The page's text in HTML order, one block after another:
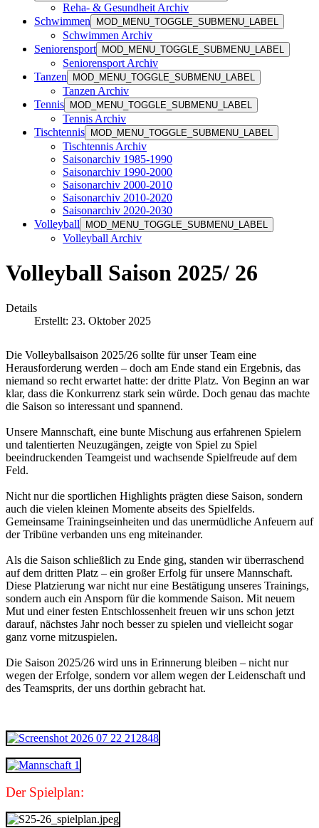
Reha- & Gesundheit Archiv
Schwimmen
MOD_MENU_TOGGLE_SUBMENU_LABEL
Schwimmen Archiv
Seniorensport
MOD_MENU_TOGGLE_SUBMENU_LABEL
Seniorensport Archiv
Tanzen
MOD_MENU_TOGGLE_SUBMENU_LABEL
Tanzen Archiv
Tennis
MOD_MENU_TOGGLE_SUBMENU_LABEL
Tennis Archiv
Tischtennis
MOD_MENU_TOGGLE_SUBMENU_LABEL
Tischtennis Archiv
Saisonarchiv 1985-1990
Saisonarchiv 1990-2000
Saisonarchiv 2000-2010
Saisonarchiv 2010-2020
Saisonarchiv 2020-2030
Volleyball
MOD_MENU_TOGGLE_SUBMENU_LABEL
Volleyball Archiv
Volleyball Saison 2025/ 26
Details
Erstellt: 23. Oktober 2025
Die Volleyballsaison 2025/26 sollte für unser Team eine
Herausforderung werden – doch am Ende stand ein Ergebnis, das
niemand so recht erwartet hatte: der dritte Platz. Von Beginn an war
klar, dass die Konkurrenz stark sein würde. Doch genau das machte
die Saison so interessant und spannend.
Unsere Mannschaft, eine bunte Mischung aus erfahrenen Spielern
und talentierten Neuzugängen, zeigte von Spiel zu Spiel
beeindruckenden Teamgeist und wachsende Spielfreude auf dem
Feld.
Nicht nur die sportlichen Highlights prägten diese Saison, sondern
auch die vielen kleinen Momente abseits des Spielfelds.
Gemeinsame Trainingseinheiten und das unermüdliche Anfeuern auf
der Tribüne verbanden uns eng miteinander.
Als die Saison schließlich zu Ende ging, standen wir überraschend
auf dem dritten Platz – ein großer Erfolg für unsere Mannschaft.
Diese Platzierung war nicht nur eine Bestätigung unseres Trainings,
sondern auch ein Ansporn für die kommende Saison. Mit neuem
Mut und einer festen Entschlossenheit freuen wir uns schon jetzt
darauf, nächstes Jahr noch besser zu spielen und vielleicht sogar
ganz vorne mitzuspielen.
Die Saison 2025/26 wird uns in Erinnerung bleiben – nicht nur
wegen der Erfolge, sondern vor allem wegen der Leidenschaft und
des Teamsprits, der uns dorthin gebracht hat.
Der Spielplan: